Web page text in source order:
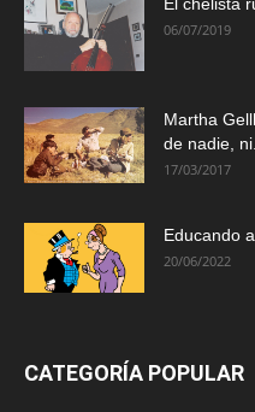
El chelista
06/07/2019
Martha
de nadie,
17/03/2017
Educando
20/06/2022
CATEGORÍA POPULAR